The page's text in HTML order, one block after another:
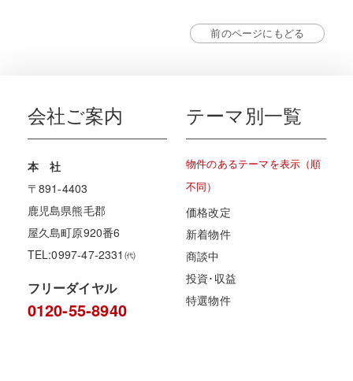
前のページにもどる
会社ご案内
本 社
〒891-4403
鹿児島県熊毛郡
屋久島町原920番6
TEL:0997-47-2331㈹
フリーダイヤル
0120-55-8940
テーマ別一覧
物件のあるテーマを表示（順
不同）
価格改定
新着物件
商談中
投資･収益
特選物件